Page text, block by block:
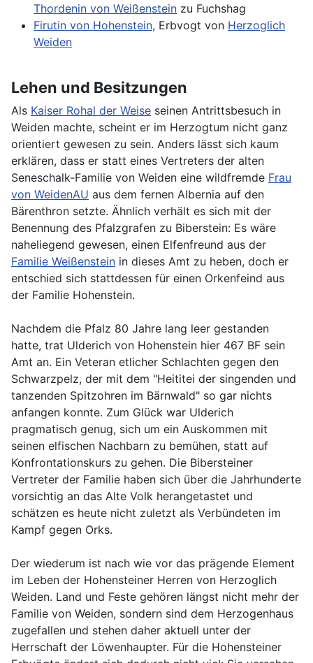
Thordenin von Weißenstein zu Fuchshag
Firutin von Hohenstein, Erbvogt von Herzoglich
Weiden
Lehen und Besitzungen
Als Kaiser Rohal der Weise seinen Antrittsbesuch in
Weiden machte, scheint er im Herzogtum nicht ganz
orientiert gewesen zu sein. Anders lässt sich kaum
erklären, dass er statt eines Vertreters der alten
Seneschalk-Familie von Weiden eine wildfremde Frau
von WeidenAU aus dem fernen Albernia auf den
Bärenthron setzte. Ähnlich verhält es sich mit der
Benennung des Pfalzgrafen zu Biberstein: Es wäre
naheliegend gewesen, einen Elfenfreund aus der
Familie Weißenstein in dieses Amt zu heben, doch er
entschied sich stattdessen für einen Orkenfeind aus
der Familie Hohenstein.
Nachdem die Pfalz 80 Jahre lang leer gestanden
hatte, trat Ulderich von Hohenstein hier 467 BF sein
Amt an. Ein Veteran etlicher Schlachten gegen den
Schwarzpelz, der mit dem "Heititei der singenden und
tanzenden Spitzohren im Bärnwald" so gar nichts
anfangen konnte. Zum Glück war Ulderich
pragmatisch genug, sich um ein Auskommen mit
seinen elfischen Nachbarn zu bemühen, statt auf
Konfrontationskurs zu gehen. Die Bibersteiner
Vertreter der Familie haben sich über die Jahrhunderte
vorsichtig an das Alte Volk herangetastet und
schätzen es heute nicht zuletzt als Verbündeten im
Kampf gegen Orks.
Der wiederum ist nach wie vor das prägende Element
im Leben der Hohensteiner Herren von Herzoglich
Weiden. Land und Feste gehören längst nicht mehr der
Familie von Weiden, sondern sind dem Herzogenhaus
zugefallen und stehen daher aktuell unter der
Herrschaft der Löwenhaupter. Für die Hohensteiner